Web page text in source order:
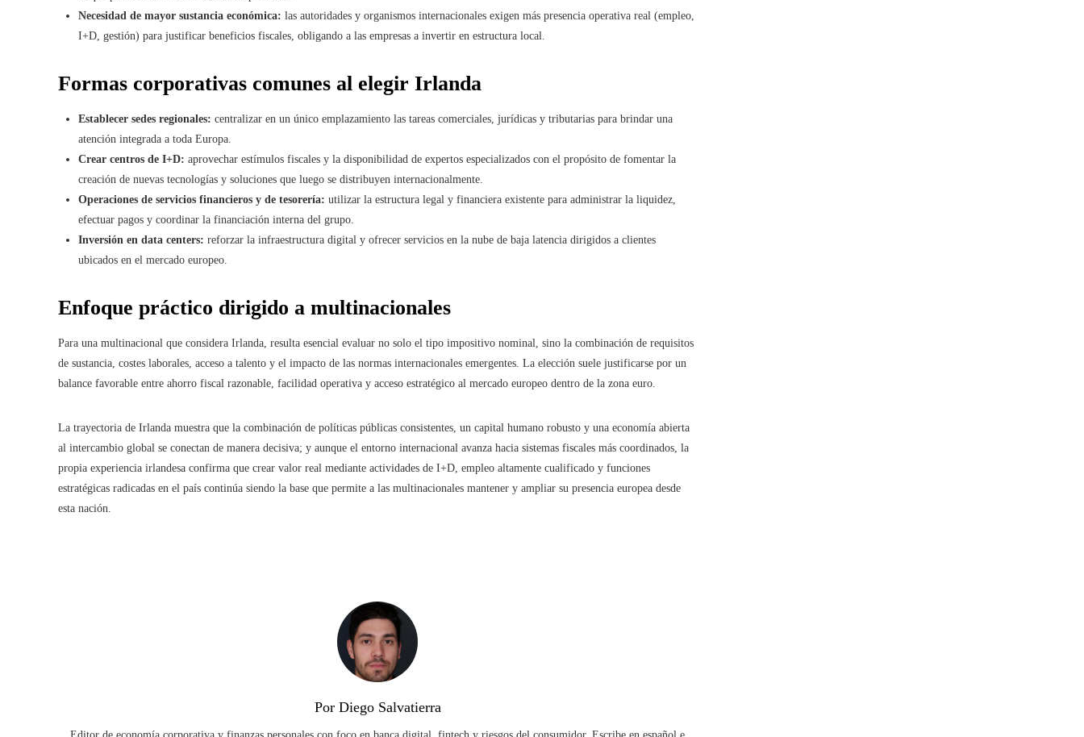
Necesidad de mayor sustancia económica: las autoridades y organismos internacionales exigen más presencia operativa real (empleo,
I+D, gestión) para justificar beneficios fiscales, obligando a las empresas a invertir en estructura local.
Formas corporativas comunes al elegir Irlanda
Establecer sedes regionales: centralizar en un único emplazamiento las tareas comerciales, jurídicas y tributarias para brindar una
atención integrada a toda Europa.
Crear centros de I+D: aprovechar estímulos fiscales y la disponibilidad de expertos especializados con el propósito de fomentar la
creación de nuevas tecnologías y soluciones que luego se distribuyen internacionalmente.
Operaciones de servicios financieros y de tesorería: utilizar la estructura legal y financiera existente para administrar la liquidez,
efectuar pagos y coordinar la financiación interna del grupo.
Inversión en data centers: reforzar la infraestructura digital y ofrecer servicios en la nube de baja latencia dirigidos a clientes
ubicados en el mercado europeo.
Enfoque práctico dirigido a multinacionales
Para una multinacional que considera Irlanda, resulta esencial evaluar no solo el tipo impositivo nominal, sino la combinación de requisitos
de sustancia, costes laborales, acceso a talento y el impacto de las normas internacionales emergentes. La elección suele justificarse por un
balance favorable entre ahorro fiscal razonable, facilidad operativa y acceso estratégico al mercado europeo dentro de la zona euro.
La trayectoria de Irlanda muestra que la combinación de políticas públicas consistentes, un capital humano robusto y una economía abierta
al intercambio global se conectan de manera decisiva; y aunque el entorno internacional avanza hacia sistemas fiscales más coordinados, la
propia experiencia irlandesa confirma que crear valor real mediante actividades de I+D, empleo altamente cualificado y funciones
estratégicas radicadas en el país continúa siendo la base que permite a las multinacionales mantener y ampliar su presencia europea desde
esta nación.
Por Diego Salvatierra